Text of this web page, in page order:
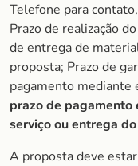
Telefone para
Prazo de realização
de entrega de
proposta; Prazo de
pagamento mediante
prazo de pagamento
serviço ou entrega
A proposta deve estar